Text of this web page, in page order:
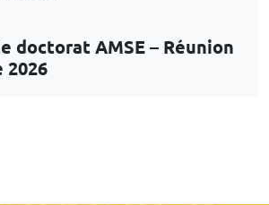
doctorat AMSE – Réunion
2026